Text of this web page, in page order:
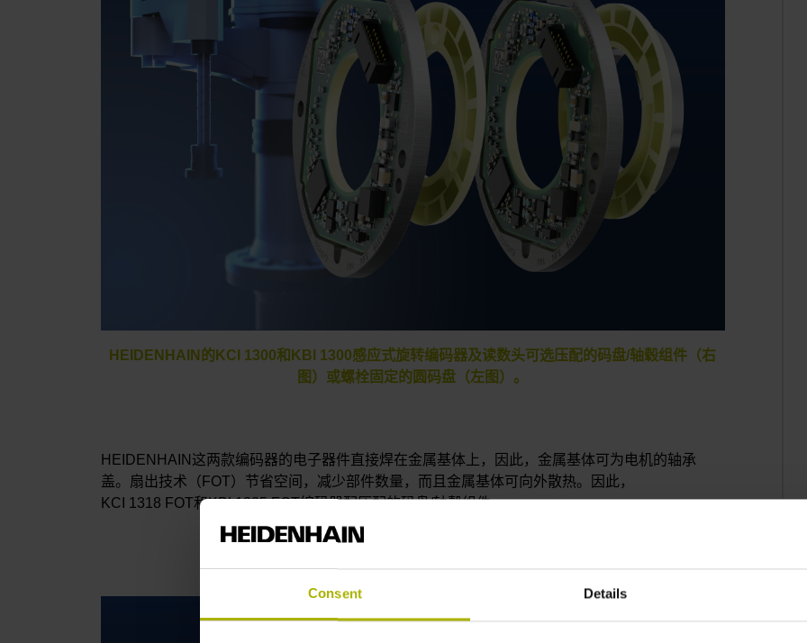
Consent Details
HEIDENHAIN的KCI 1300和KBI 1300感应式旋转编码器及读数头可选压配的码盘/轴毂组件（右
图）或螺栓固定的圆码盘（左图）。
HEIDENHAIN这两款编码器的电子器件直接焊在金属基体上，因此，金属基体可为电机的轴承
盖。扇出技术（FOT）节省空间，减少部件数量，而且金属基体可向外散热。因此，
KCI 1318 FOT和KBI 1335 FOT编码器配压配的码盘/轴毂组件。